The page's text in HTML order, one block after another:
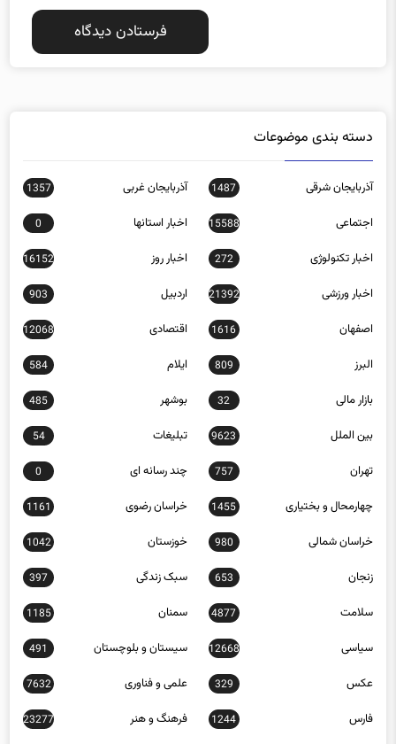
دسته بندی موضوعات
آذربایجان شرقی 1487 آذربایجان غربی 1357
اجتماعی 15588 اخبار استانها 0
اخبار تکنولوژی 272 اخبار روز 16152
اخبار ورزشی 21392 اردبیل 903
اصفهان 1616 اقتصادی 12068
البرز 809 ایلام 584
بازار مالی 32 بوشهر 485
بین الملل 9623 تبلیغات 54
تهران 757 چند رسانه ای 0
چهارمحال و بختیاری 1455 خراسان رضوی 1161
خراسان شمالی 980 خوزستان 1042
زنجان 653 سبک زندگی 397
سلامت 4877 سمنان 1185
سیاسی 12668 سیستان و بلوچستان 491
عکس 329 علمی و فناوری 7632
فارس 1244 فرهنگ و هنر 23277